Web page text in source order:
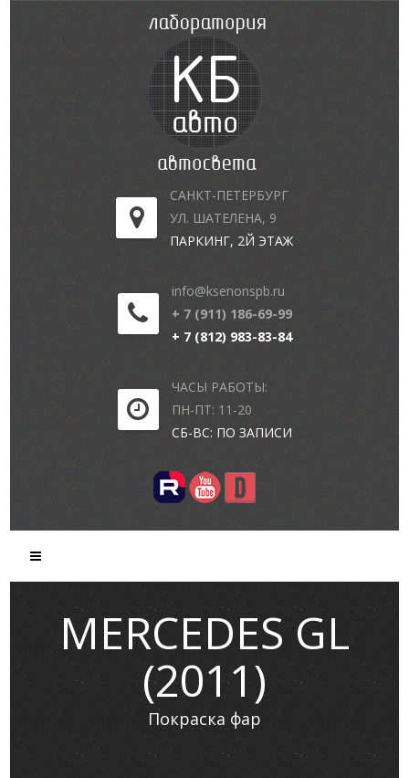
САНКТ-ПЕТЕРБУРГ
УЛ. ШАТЕЛЕНА, 9
ПАРКИНГ, 2Й ЭТАЖ
info@ksenonspb.ru
+ 7 (911) 186-69-99
+ 7 (812) 983-83-84
ЧАСЫ РАБОТЫ:
ПН-ПТ: 11-20
СБ-ВС: ПО ЗАПИСИ
MERCEDES GL
(2011)
Покраска фар